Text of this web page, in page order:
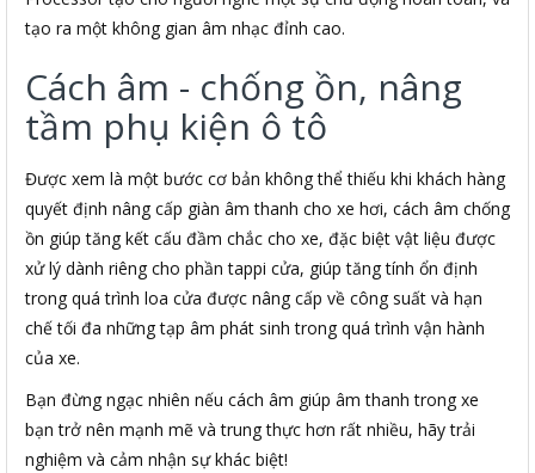
tạo ra một không gian âm nhạc đỉnh cao.
Cách âm - chống ồn, nâng
tầm phụ kiện ô tô
Được xem là một bước cơ bản không thể thiếu khi khách hàng
quyết định nâng cấp giàn âm thanh cho xe hơi, cách âm chống
ồn giúp tăng kết cấu đầm chắc cho xe, đặc biệt vật liệu được
xử lý dành riêng cho phần tappi cửa, giúp tăng tính ổn định
trong quá trình loa cửa được nâng cấp về công suất và hạn
chế tối đa những tạp âm phát sinh trong quá trình vận hành
của xe.
Bạn đừng ngạc nhiên nếu cách âm giúp âm thanh trong xe
bạn trở nên mạnh mẽ và trung thực hơn rất nhiều, hãy trải
nghiệm và cảm nhận sự khác biệt!